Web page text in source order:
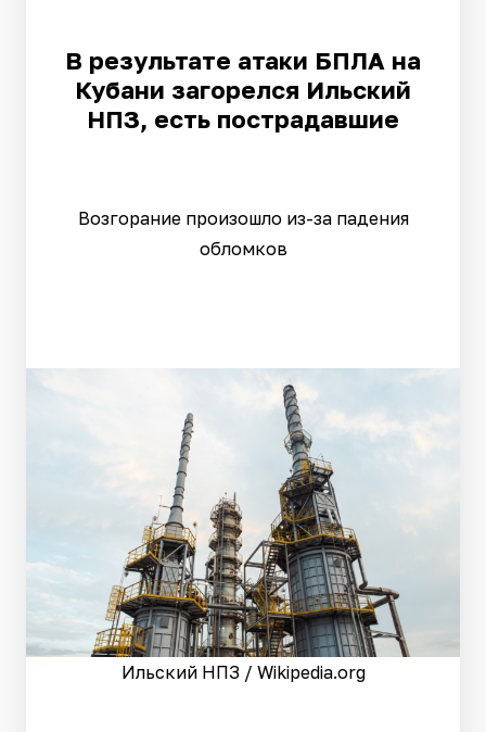
В результате атаки БПЛА на
Кубани загорелся Ильский
НПЗ, есть пострадавшие
Возгорание произошло из-за падения
обломков
Ильский НПЗ / Wikipedia.org